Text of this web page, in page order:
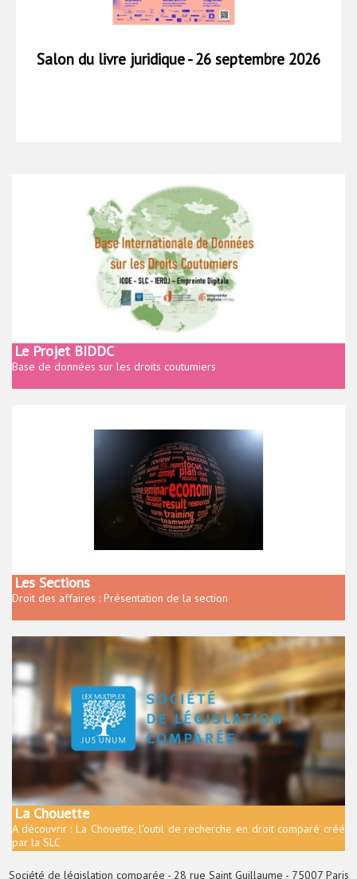
Salon du livre juridique - 26 septembre 2026
Le Projet BIDDC
Base de données sur les droits coutumiers
Les Sections
Droit des affaires : Présentation de la section
La Chouette
A découvrir : La Chouette, l'outil de recherche en droit comparé créé
par la SLC
Société de législation comparée - 28 rue Saint Guillaume - 75007 Paris